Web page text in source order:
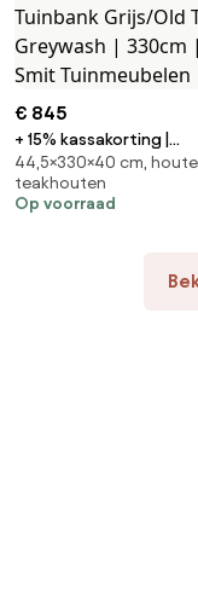
€ 845
+ 15% kassakorting |
Picknickbank Bellagio |
Aluminium | 6 personen |
Tuinbank Grijs/Old Teak
44,5×330×40 cm,
teakhouten
Op voorraad